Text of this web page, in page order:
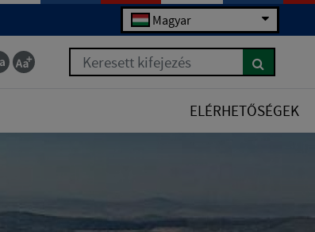
Magyar
Keresett kifejezés
ELÉRHETŐSÉGEK